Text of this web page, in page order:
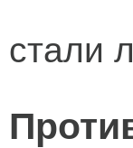
стали